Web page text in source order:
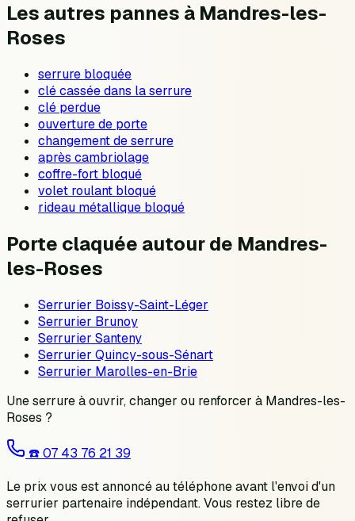
Les autres pannes à Mandres-les-
Roses
serrure bloquée
clé cassée dans la serrure
clé perdue
ouverture de porte
changement de serrure
après cambriolage
coffre-fort bloqué
volet roulant bloqué
rideau métallique bloqué
Porte claquée autour de Mandres-
les-Roses
Serrurier Boissy-Saint-Léger
Serrurier Brunoy
Serrurier Santeny
Serrurier Quincy-sous-Sénart
Serrurier Marolles-en-Brie
Une serrure à ouvrir, changer ou renforcer à Mandres-les-
Roses ?
☎️07 43 76 21 39
Le prix vous est annoncé au téléphone avant l'envoi d'un
serrurier partenaire indépendant. Vous restez libre de